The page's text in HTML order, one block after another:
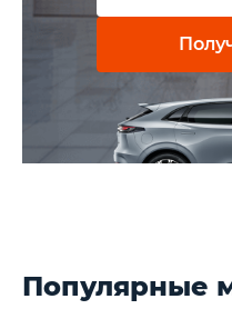
Популярные